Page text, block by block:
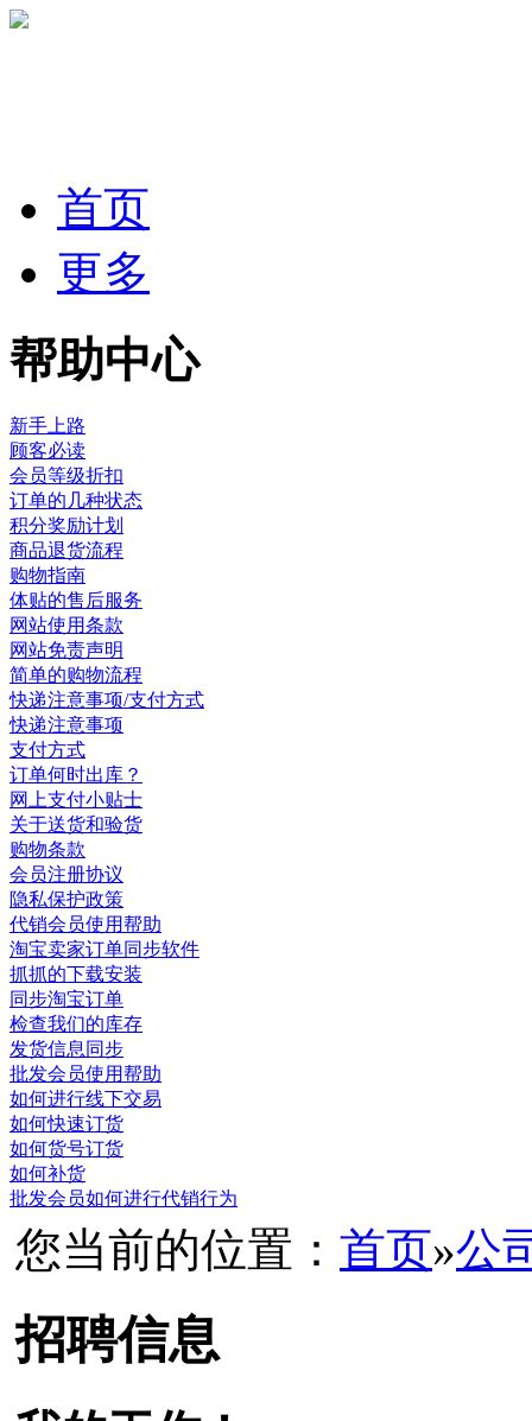
首页
更多
帮助中心
新手上路
顾客必读
会员等级折扣
订单的几种状态
积分奖励计划
商品退货流程
购物指南
体贴的售后服务
网站使用条款
网站免责声明
简单的购物流程
快递注意事项/支付方式
快递注意事项
支付方式
订单何时出库？
网上支付小贴士
关于送货和验货
购物条款
会员注册协议
隐私保护政策
代销会员使用帮助
淘宝卖家订单同步软件
抓抓的下载安装
同步淘宝订单
检查我们的库存
发货信息同步
批发会员使用帮助
如何进行线下交易
如何快速订货
如何货号订货
如何补货
批发会员如何进行代销行为
您当前的位置： 首页»公
招聘信息